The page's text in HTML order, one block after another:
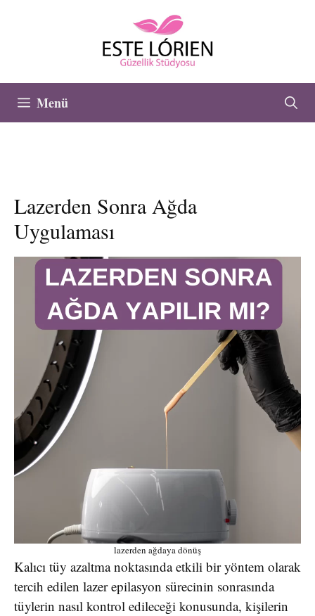
Menü
Lazerden Sonra Ağda
Uygulaması
lazerden ağdaya dönüş
Kalıcı tüy azaltma noktasında etkili bir yöntem olarak
tercih edilen lazer epilasyon sürecinin sonrasında
tüylerin nasıl kontrol edileceği konusunda, kişilerin